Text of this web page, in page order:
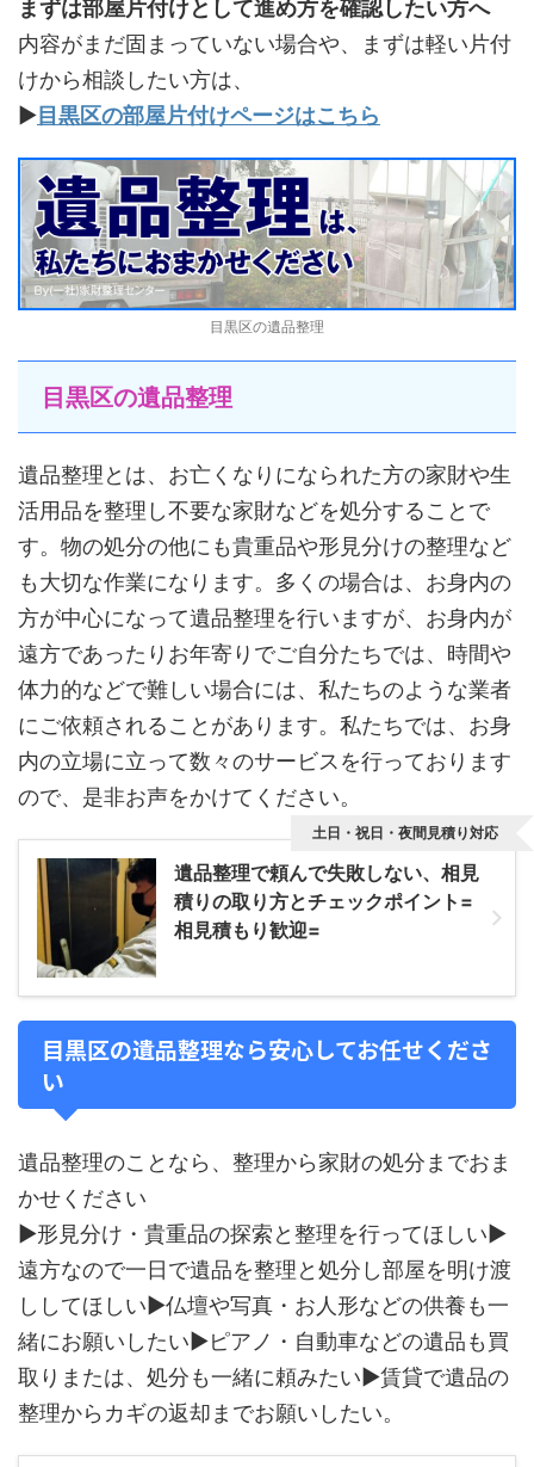
まずは部屋片付けとして進め方を確認したい方へ
内容がまだ固まっていない場合や、まずは軽い片付
けから相談したい方は、
▶目黒区の部屋片付けページはこちら
目黒区の遺品整理
目黒区の遺品整理
遺品整理とは、お亡くなりになられた方の家財や生
活用品を整理し不要な家財などを処分することで
す。物の処分の他にも貴重品や形見分けの整理など
も大切な作業になります。多くの場合は、お身内の
方が中心になって遺品整理を行いますが、お身内が
遠方であったりお年寄りでご自分たちでは、時間や
体力的などで難しい場合には、私たちのような業者
にご依頼されることがあります。私たちでは、お身
内の立場に立って数々のサービスを行っております
ので、是非お声をかけてください。
遺品整理で頼んで失敗しない、相見
積りの取り方とチェックポイント=
相見積もり歓迎=
土日・祝日・夜間見積り対応
目黒区の遺品整理なら安心してお任せくださ
い
遺品整理のことなら、整理から家財の処分までおま
かせください
▶形見分け・貴重品の探索と整理を行ってほしい▶
遠方なので一日で遺品を整理と処分し部屋を明け渡
ししてほしい▶仏壇や写真・お人形などの供養も一
緒にお願いしたい▶ピアノ・自動車などの遺品も買
取りまたは、処分も一緒に頼みたい▶賃貸で遺品の
整理からカギの返却までお願いしたい。